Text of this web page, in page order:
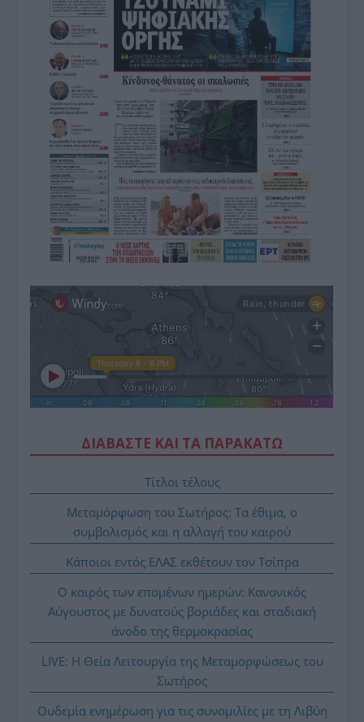
ΔΙΑΒΑΣΤΕ ΚΑΙ ΤΑ ΠΑΡΑΚΑΤΩ
Τίτλοι τέλους
Μεταμόρφωση του Σωτήρος: Τα έθιμα, ο
συμβολισμός και η αλλαγή του καιρού
Κάποιοι εντός ΕΛΑΣ εκθέτουν τον Τσίπρα
Ο καιρός των επομένων ημερών: Κανονικός
Αύγουστος με δυνατούς βοριάδες και σταδιακή
άνοδο της θερμοκρασίας
LIVE: Η Θεία Λειτουργία της Μεταμορφώσεως του
Σωτήρος
Ουδεμία ενημέρωση για τις συνομιλίες με τη Λιβύη